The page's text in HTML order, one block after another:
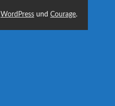
WordPressund Courage.